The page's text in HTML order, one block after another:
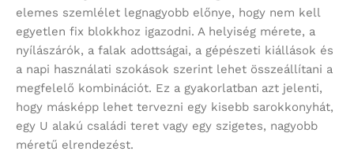
elemes szemlélet legnagyobb előnye, hogy nem kell
egyetlen fix blokkhoz igazodni. A helyiség mérete, a
nyílászárók, a falak adottságai, a gépészeti kiállások és
a napi használati szokások szerint lehet összeállítani a
megfelelő kombinációt. Ez a gyakorlatban azt jelenti,
hogy másképp lehet tervezni egy kisebb sarokkonyhát,
egy U alakú családi teret vagy egy szigetes, nagyobb
méretű elrendezést.